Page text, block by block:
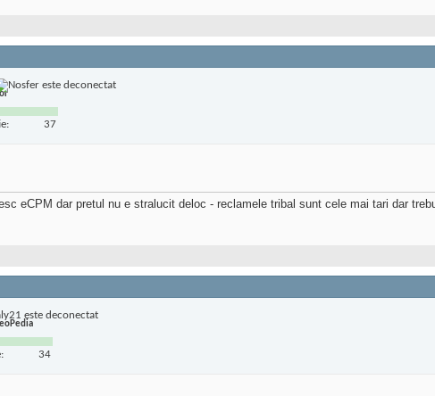
37
eCPM dar pretul nu e stralucit deloc - reclamele tribal sunt cele mai tari dar
34